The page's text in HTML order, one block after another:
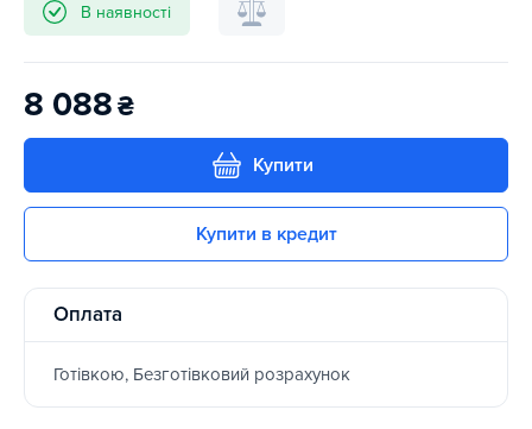
В наявності
8 088₴
Купити
Купити в кредит
Оплата
Готівкою, Безготівковий розрахунок